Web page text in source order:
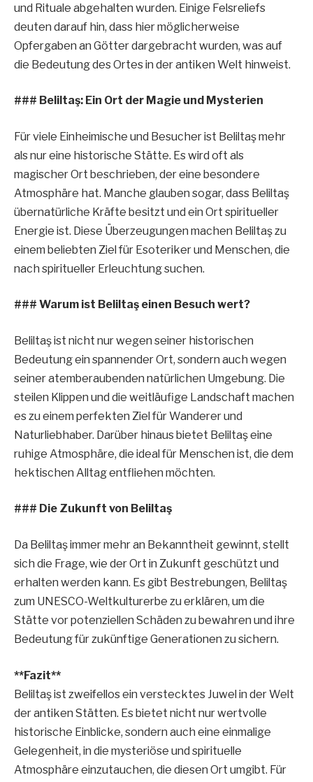
und Rituale abgehalten wurden. Einige Felsreliefs
deuten darauf hin, dass hier möglicherweise
Opfergaben an Götter dargebracht wurden, was auf
die Bedeutung des Ortes in der antiken Welt hinweist.
### Beliltaş: Ein Ort der Magie und Mysterien
Für viele Einheimische und Besucher ist Beliltaş mehr
als nur eine historische Stätte. Es wird oft als
magischer Ort beschrieben, der eine besondere
Atmosphäre hat. Manche glauben sogar, dass Beliltaş
übernatürliche Kräfte besitzt und ein Ort spiritueller
Energie ist. Diese Überzeugungen machen Beliltaş zu
einem beliebten Ziel für Esoteriker und Menschen, die
nach spiritueller Erleuchtung suchen.
### Warum ist Beliltaş einen Besuch wert?
Beliltaş ist nicht nur wegen seiner historischen
Bedeutung ein spannender Ort, sondern auch wegen
seiner atemberaubenden natürlichen Umgebung. Die
steilen Klippen und die weitläufige Landschaft machen
es zu einem perfekten Ziel für Wanderer und
Naturliebhaber. Darüber hinaus bietet Beliltaş eine
ruhige Atmosphäre, die ideal für Menschen ist, die dem
hektischen Alltag entfliehen möchten.
### Die Zukunft von Beliltaş
Da Beliltaş immer mehr an Bekanntheit gewinnt, stellt
sich die Frage, wie der Ort in Zukunft geschützt und
erhalten werden kann. Es gibt Bestrebungen, Beliltaş
zum UNESCO-Weltkulturerbe zu erklären, um die
Stätte vor potenziellen Schäden zu bewahren und ihre
Bedeutung für zukünftige Generationen zu sichern.
**Fazit**
Beliltaş ist zweifellos ein verstecktes Juwel in der Welt
der antiken Stätten. Es bietet nicht nur wertvolle
historische Einblicke, sondern auch eine einmalige
Gelegenheit, in die mysteriöse und spirituelle
Atmosphäre einzutauchen, die diesen Ort umgibt. Für